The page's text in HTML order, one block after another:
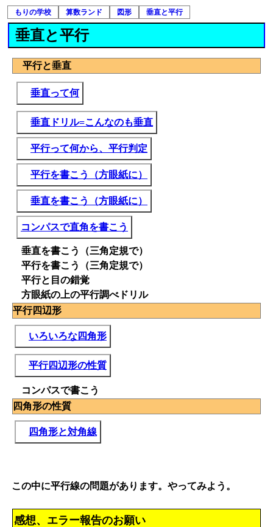
もりの学校 算数ランド 図形 垂直と平行
垂直と平行
平行と垂直
垂直って何
垂直ドリル=こんなのも垂直
平行って何から、平行判定
平行を書こう（方眼紙に）
垂直を書こう（方眼紙に）
コンパスで直角を書こう
垂直を書こう（三角定規で）
平行を書こう（三角定規で）
平行と目の錯覚
方眼紙の上の平行調べドリル
平行四辺形
いろいろな四角形
平行四辺形の性質
コンパスで書こう
四角形の性質
四角形と対角線
この中に平行線の問題があります。やってみよう。
感想、エラー報告のお願い